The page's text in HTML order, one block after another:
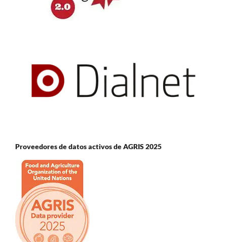
Proveedores de datos activos de AGRIS 2025